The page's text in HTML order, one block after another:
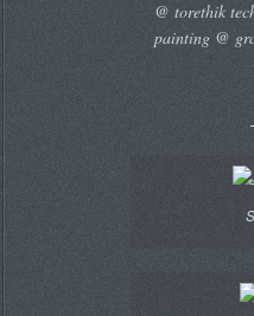
@ torethik
painting @